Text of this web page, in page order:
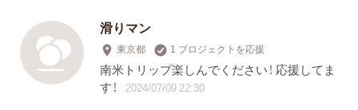
滑りマン
東京都 1 プロジェクトを応援
南米トリップ楽しんでください！ 応援してま
す！
2024/07/09 22:30